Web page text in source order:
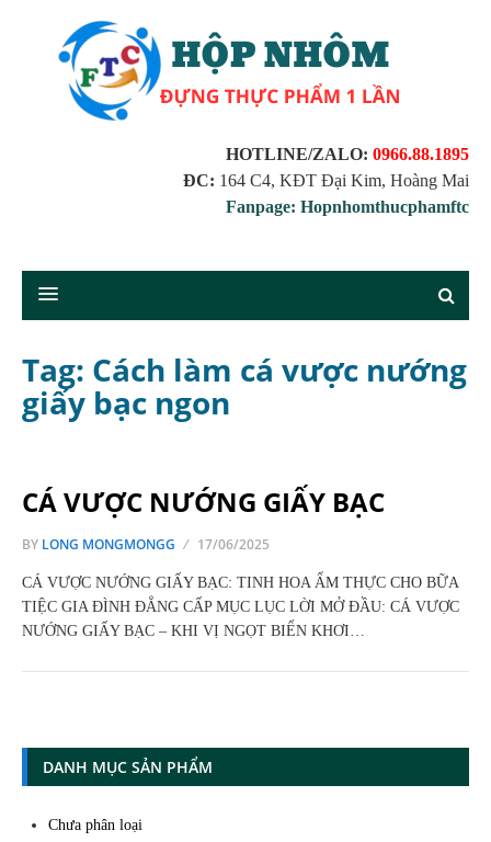
HOTLINE/ZALO: 0966.88.1895
ĐC: 164 C4, KĐT Đại Kim, Hoàng Mai
Fanpage: Hopnhomthucphamftc
Tag: Cách làm cá vược nướng
giấy bạc ngon
CÁ VƯỢC NƯỚNG GIẤY BẠC
BY LONG MONGMONGG 17/06/2025
CÁ VƯỢC NƯỚNG GIẤY BẠC: TINH HOA ẨM THỰC CHO BỮA
TIỆC GIA ĐÌNH ĐẲNG CẤP MỤC LỤC LỜI MỞ ĐẦU: CÁ VƯỢC
NƯỚNG GIẤY BẠC – KHI VỊ NGỌT BIỂN KHƠI…
DANH MỤC SẢN PHẨM
Chưa phân loại